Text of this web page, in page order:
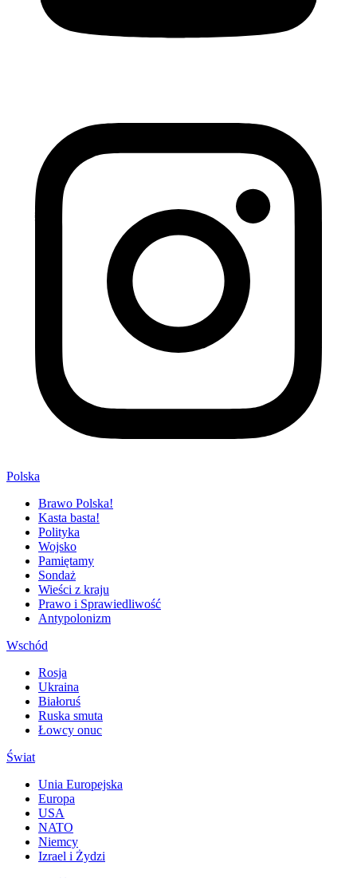
Polska
Brawo Polska!
Kasta basta!
Polityka
Wojsko
Pamiętamy
Sondaż
Wieści z kraju
Prawo i Sprawiedliwość
Antypolonizm
Wschód
Rosja
Ukraina
Białoruś
Ruska smuta
Łowcy onuc
Świat
Unia Europejska
Europa
USA
NATO
Niemcy
Izrael i Żydzi